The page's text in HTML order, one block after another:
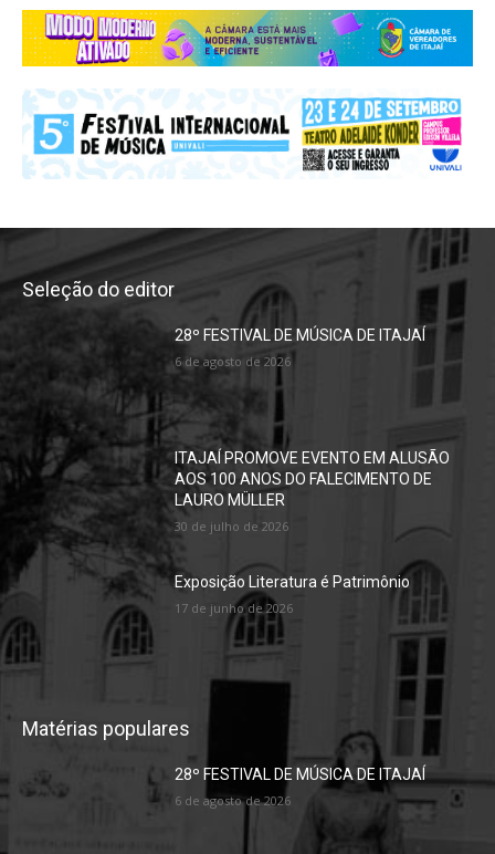
Seleção do editor
28º FESTIVAL DE MÚSICA DE ITAJAÍ
6 de agosto de 2026
ITAJAÍ PROMOVE EVENTO EM ALUSÃO
AOS 100 ANOS DO FALECIMENTO DE
LAURO MÜLLER
30 de julho de 2026
Exposição Literatura é Patrimônio
17 de junho de 2026
Matérias populares
28º FESTIVAL DE MÚSICA DE ITAJAÍ
6 de agosto de 2026